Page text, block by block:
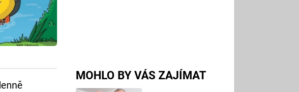
MOHLO BY VÁS ZAJÍMAT